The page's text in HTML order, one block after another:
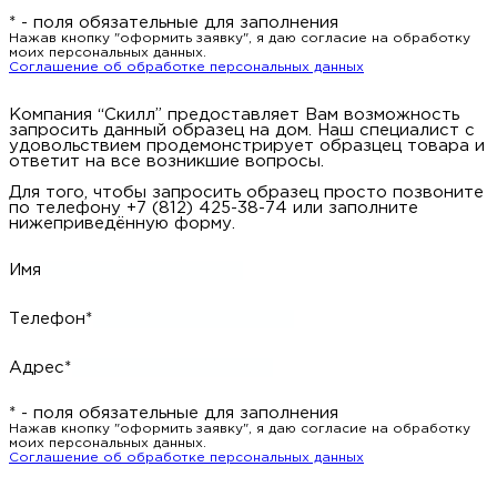
* - поля обязательные для заполнения
Нажав кнопку "оформить заявку", я даю согласие на обработку
моих персональных данных.
Соглашение об обработке персональных данных
Компания “Скилл” предоставляет Вам возможность
запросить данный образец на дом. Наш специалист с
удовольствием продемонстрирует образцец товара и
ответит на все возникшие вопросы.
Для того, чтобы запросить образец просто позвоните
по телефону +7 (812) 425-38-74 или заполните
нижеприведённую форму.
Имя
Телефон*
Адрес*
* - поля обязательные для заполнения
Нажав кнопку "оформить заявку", я даю согласие на обработку
моих персональных данных.
Соглашение об обработке персональных данных